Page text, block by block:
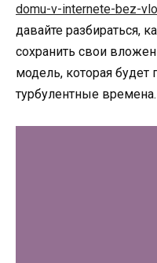
domu-v-internete-bez-
давайте разбираться,
сохранить свои
модель, которая
турбулентные времена.